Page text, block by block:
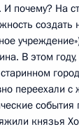
почему? На
создать
В этом
переехали с
князья